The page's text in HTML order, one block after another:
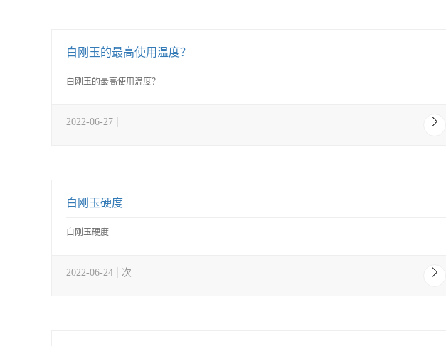
白刚玉的最高使用温度？
白刚玉的最高使用温度？
2022-06-27
白刚玉硬度
白刚玉硬度
2022-06-24 次